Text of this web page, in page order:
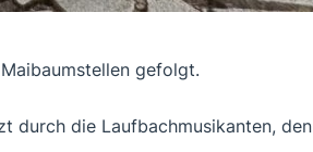
gefolgt.
durch die Laufbachmusikanten, den